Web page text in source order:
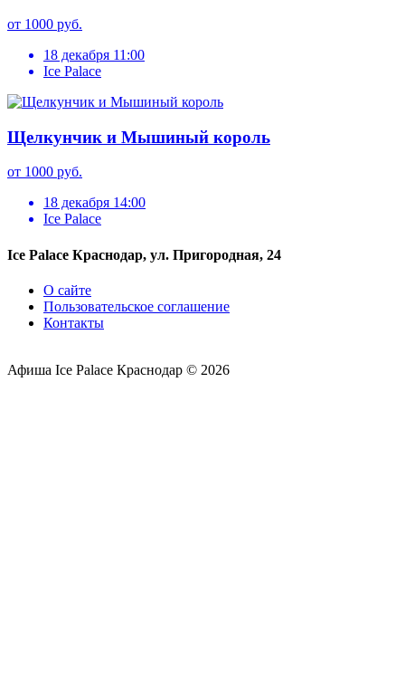
от 1000 руб.
18 декабря 11:00
Ice Palace
Щелкунчик и Мышиный король
от 1000 руб.
18 декабря 14:00
Ice Palace
Ice Palace Краснодар, ул. Пригородная, 24
О сайте
Пользовательское соглашение
Контакты
Афиша Ice Palace Краснодар © 2026